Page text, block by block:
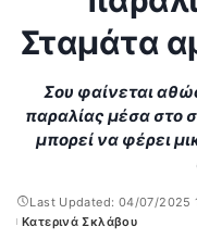
Σταμάτα
Σου φαίνεται
παραλίας μέσα στο
μπορεί να φέρει
Last Updated: 04/07/2025
Posted
Κατερινά Σκλάβου